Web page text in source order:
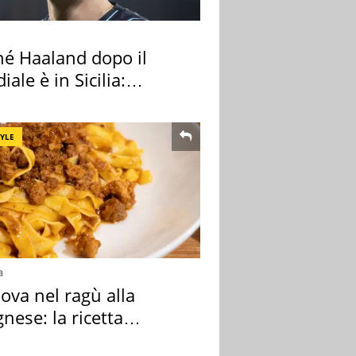
Haaland dopo il
è in Sicilia:
nel ragù alla
la ricetta